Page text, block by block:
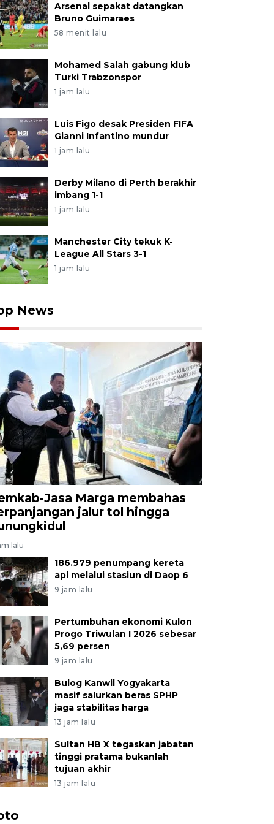
Arsenal sepakat datangkan
Bruno Guimaraes
58 menit lalu
Mohamed Salah gabung klub
Turki Trabzonspor
1 jam lalu
Luis Figo desak Presiden FIFA
Gianni Infantino mundur
1 jam lalu
Derby Milano di Perth berakhir
imbang 1-1
1 jam lalu
Manchester City tekuk K-
League All Stars 3-1
1 jam lalu
News
Jasa Marga membahas
jalur tol hingga
lalu
186.979 penumpang kereta
api melalui stasiun di Daop 6
9 jam lalu
Pertumbuhan ekonomi Kulon
Progo Triwulan I 2026 sebesar
5,69 persen
9 jam lalu
Bulog Kanwil Yogyakarta
masif salurkan beras SPHP
jaga stabilitas harga
13 jam lalu
Sultan HB X tegaskan jabatan
tinggi pratama bukanlah
tujuan akhir
13 jam lalu